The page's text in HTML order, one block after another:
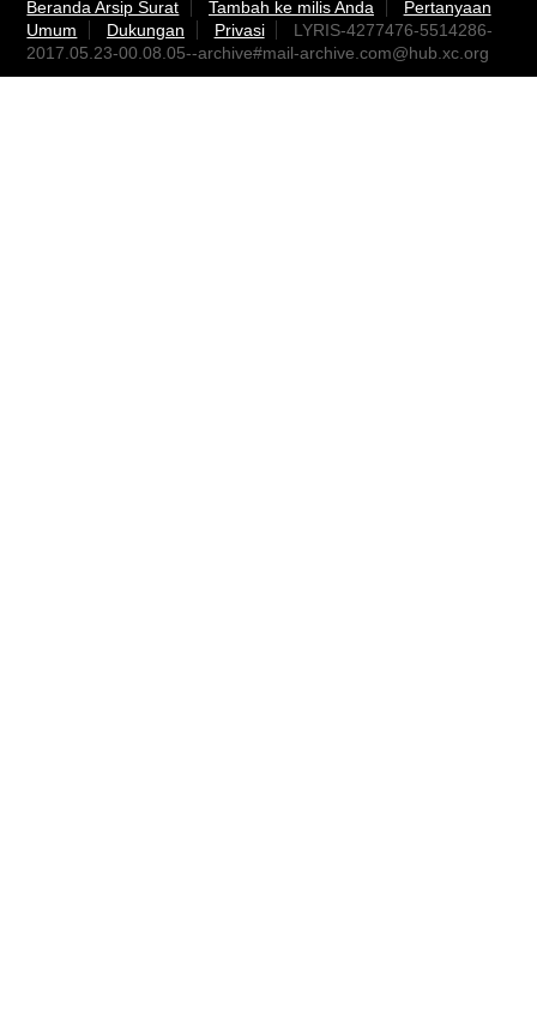
Beranda Arsip Surat Tambah ke milis Anda
Pertanyaan
Umum
Dukungan Privasi
LYRIS-4277476-5514286-
2017.05.23-00.08.05--archive#mail-archive.com@hub.xc.org